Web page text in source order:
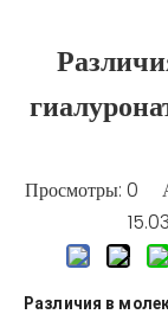
Просмотры: 0
Различия в